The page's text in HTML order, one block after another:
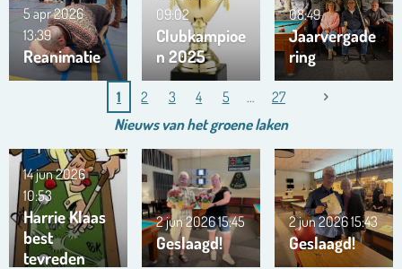
Reanimatie
5 apr 2026
13:39
Clubkampioe
n 2025
09:02
Jaarvergade
ring
08:49
1 2 3 4 5 27
Nieuws van hetgroenelaken
Harrie Klaas
best
tevreden
14 jun 2026
10:53
Geslaagd!
2 jun 202615:45
Geslaagd!
2 jun 202615:43